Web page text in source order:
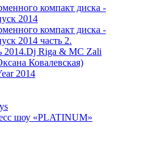
компакт диска -
2014
компакт диска -
2014 часть 2.
2014.Dj Riga & MC Zali
Ковалевская)
2014
шоу «PLATINUM»